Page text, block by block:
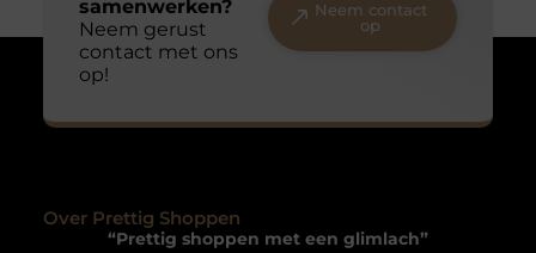
samenwerken?
Neem gerust
contact met ons
op!
Neem contact
op
Over Prettig Shoppen
“Prettig shoppen met een glimlach”